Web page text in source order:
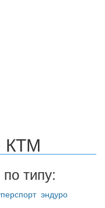
КТМ
типу:
эндуро